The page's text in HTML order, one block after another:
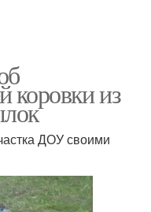
коровки из
ДОУ своими